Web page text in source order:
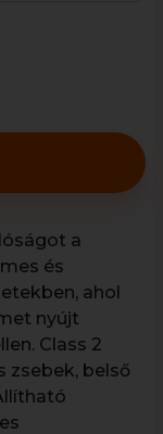
a
és
ahol
nyújt
Class 2
zsebek, belső